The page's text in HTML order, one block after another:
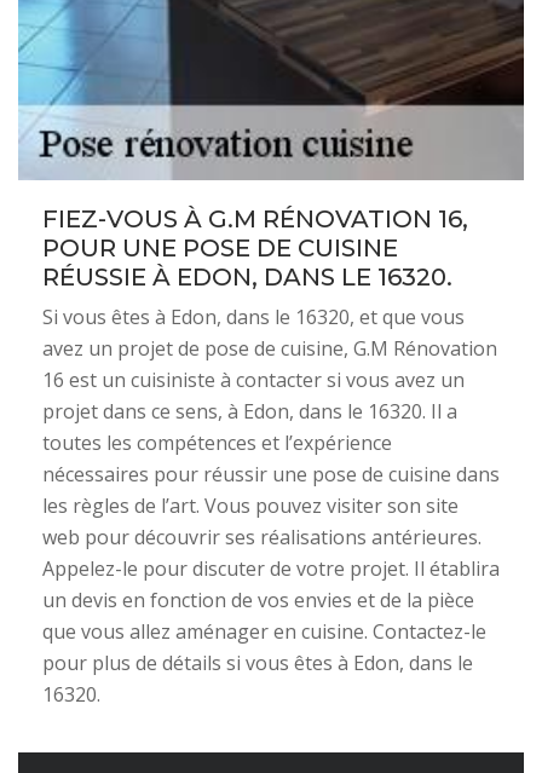
FIEZ-VOUS À G.M RÉNOVATION 16,
POUR UNE POSE DE CUISINE
RÉUSSIE À EDON, DANS LE 16320.
Si vous êtes à Edon, dans le 16320, et que vous
avez un projet de pose de cuisine, G.M Rénovation
16 est un cuisiniste à contacter si vous avez un
projet dans ce sens, à Edon, dans le 16320. Il a
toutes les compétences et l’expérience
nécessaires pour réussir une pose de cuisine dans
les règles de l’art. Vous pouvez visiter son site
web pour découvrir ses réalisations antérieures.
Appelez-le pour discuter de votre projet. Il établira
un devis en fonction de vos envies et de la pièce
que vous allez aménager en cuisine. Contactez-le
pour plus de détails si vous êtes à Edon, dans le
16320.